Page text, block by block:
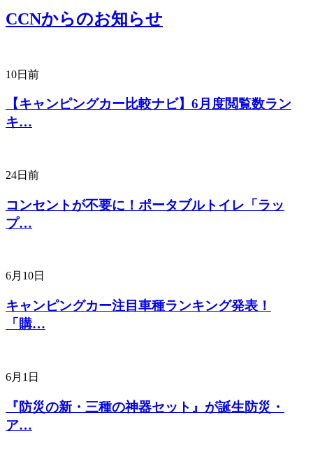
CCNからのお知らせ
10日前
【キャンピングカー比較ナビ】6月度閲覧数ラン
キ…
24日前
コンセントが不要に！ポータブルトイレ「ラッ
プ…
6月10日
キャンピングカー注目車種ランキング発表！
「購…
6月1日
『防災の新・三種の神器セット』が誕生防災・
ア…